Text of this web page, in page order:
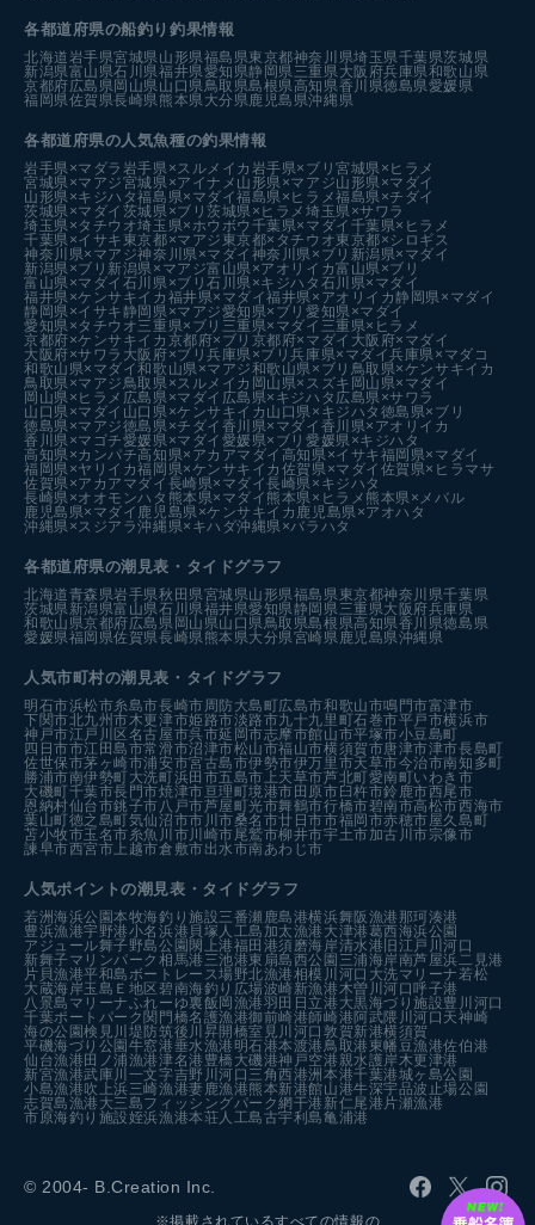
各都道府県の船釣り釣果情報
北海道岩手県宮城県山形県福島県東京都神奈川県埼玉県千葉県茨城県
新潟県富山県石川県福井県愛知県静岡県三重県大阪府兵庫県和歌山県
京都府広島県岡山県山口県鳥取県島根県高知県香川県徳島県愛媛県
福岡県佐賀県長崎県熊本県大分県鹿児島県沖縄県
各都道府県の人気魚種の釣果情報
岩手県×マダラ 岩手県×スルメイカ 岩手県×ブリ宮城県×ヒラメ
宮城県×マアジ宮城県×アイナメ 山形県×マアジ山形県×マダイ
山形県×キジハタ福島県×マダイ福島県×ヒラメ福島県×チダイ
茨城県×マダイ 茨城県×ブリ茨城県×ヒラメ埼玉県×サワラ
埼玉県×タチウオ埼玉県×ホウボウ 千葉県×マダイ 千葉県×ヒラメ
千葉県×イサキ 東京都×マアジ 東京都×タチウオ東京都×シロギス
神奈川県×マアジ神奈川県×マダイ 神奈川県×ブリ 新潟県×マダイ
新潟県×ブリ 新潟県×マアジ富山県×アオリイカ富山県×ブリ
富山県×マダイ 石川県×ブリ石川県×キジハタ 石川県×マダイ
福井県×ケンサキイカ 福井県×マダイ福井県×アオリイカ 静岡県×マダイ
静岡県×イサキ 静岡県×マアジ愛知県×ブリ愛知県×マダイ
愛知県×タチウオ三重県×ブリ 三重県×マダイ 三重県×ヒラメ
京都府×ケンサキイカ 京都府×ブリ 京都府×マダイ 大阪府×マダイ
大阪府×サワラ 大阪府×ブリ兵庫県×ブリ兵庫県×マダイ兵庫県×マダコ
和歌山県×マダイ和歌山県×マアジ和歌山県×ブリ 鳥取県×ケンサキイカ
鳥取県×マアジ鳥取県×スルメイカ 岡山県×スズキ 岡山県×マダイ
岡山県×ヒラメ 広島県×マダイ 広島県×キジハタ 広島県×サワラ
山口県×マダイ 山口県×ケンサキイカ 山口県×キジハタ 徳島県×ブリ
徳島県×マアジ徳島県×チダイ 香川県×マダイ 香川県×アオリイカ
香川県×マゴチ愛媛県×マダイ 愛媛県×ブリ愛媛県×キジハタ
高知県×カンパチ高知県×アカアマダイ 高知県×イサキ福岡県×マダイ
福岡県×ヤリイカ福岡県×ケンサキイカ 佐賀県×マダイ 佐賀県×ヒラマサ
佐賀県×アカアマダイ 長崎県×マダイ長崎県×キジハタ
長崎県×オオモンハタ 熊本県×マダイ 熊本県×ヒラメ 熊本県×メバル
鹿児島県×マダイ 鹿児島県×ケンサキイカ 鹿児島県×アオハタ
沖縄県×スジアラ沖縄県×キハダ沖縄県×バラハタ
各都道府県の潮見表 ・タイドグラフ
北海道青森県岩手県秋田県宮城県山形県福島県東京都神奈川県千葉県
茨城県新潟県富山県石川県福井県愛知県静岡県三重県大阪府兵庫県
和歌山県京都府広島県 岡山県山口県鳥取県島根県高知県香川県徳島県
愛媛県福岡県佐賀県長崎県熊本県大分県宮崎県鹿児島県沖縄県
人気市町村の潮見表・タイドグラフ
明石市浜松市糸島市長崎市周防大島町広島市和歌山市鳴門市富津市
下関市北九州市木更津市姫路市淡路市九十九里町石巻市平戸市横浜市
神戸市江戸川区 名古屋市呉市延岡市志摩市館山市平塚市小豆島町
四日市市江田島市常滑市沼津市松山市福山市横須賀市唐津市津市長島町
佐世保市茅ヶ崎市浦安市宮古島市伊勢市伊万里市天草市今治市南知多町
勝浦市南伊勢町大洗町浜田市五島市 上天草市芦北町愛南町いわき市
大磯町千葉市長門市焼津市亘理町境港市 田原市 臼杵市鈴鹿市西尾市
恩納村仙台市銚子市八戸市芦屋町光市舞鶴市行橋市碧南市高松市西海市
葉山町徳之島町気仙沼市市川市桑名市廿日市市福岡市赤穂市屋久島町
苫小牧市玉名市糸魚川市川崎市尾鷲市柳井市宇土市加古川市宗像市
諫早市西宮市 上越市倉敷市出水市南あわじ市
人気ポイントの潮見表・タイドグラフ
若洲海浜公園本牧海釣り施設三番瀬 鹿島港横浜舞阪漁港 那珂湊港
豊浜漁港宇野港小名浜港 貝塚人工島 加太漁港 大津港葛西海浜公園
アジュール舞子野島公園 閖上港福田港須磨海岸清水港 旧江戸川河口
新舞子マリンパーク 相馬港 三池港東扇島西公園 三浦海岸南芦屋浜二見港
片貝漁港平和島ボートレース場野北漁港相模川河口 大洗マリーナ若松
大蔵海岸玉島Ｅ地区 碧南海釣り広場波崎新漁港木曽川河口 呼子港
八景島マリーナふれーゆ裏飯岡漁港羽田 日立港 大黒海づり施設豊川河口
千葉ポートパーク 関門橋名護漁港御前崎港師崎港 阿武隈川河口 天神崎
海の公園検見川堤防筑後川昇開橋室見川河口敦賀新港横須賀
平磯海づり公園 牛窓港垂水漁港 明石港本渡港鳥取港 東幡豆漁港佐伯港
仙台漁港 田ノ浦漁港津名港 豊橋 大磯港神戸空港親水護岸木更津港
新宮漁港武庫川一文字吉野川河口 三角西港洲本港千葉港城ヶ島公園
小島漁港吹上浜三崎漁港妻鹿漁港熊本新港館山港牛深宇品波止場公園
志賀島漁港 大三島フィッシングパーク網干港 新仁尾港 片瀬漁港
市原海釣り施設姪浜漁港本荘人工島古宇利島亀浦港
© 2004- B.Creation Inc.